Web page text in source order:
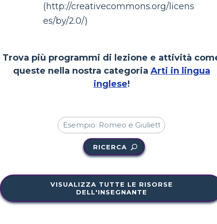
(http://creativecommons.org/licens
es/by/2.0/)
Trova più programmi di lezione e attività
queste nella nostra categoria Arti in lingua
inglese!
RICERCA
VISUALIZZA TUTTE LE RISORSE
DELL'INSEGNANTE